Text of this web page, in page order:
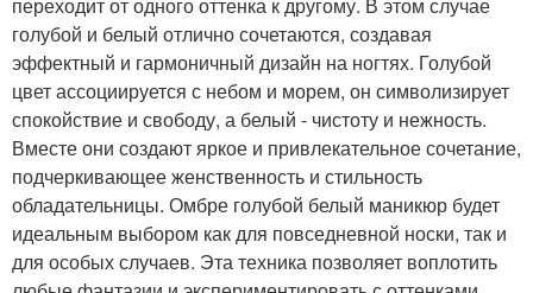
переходит от одного оттенка к другому. В этом случае
голубой и белый отлично сочетаются, создавая
эффектный и гармоничный дизайн на ногтях. Голубой
цвет ассоциируется с небом и морем, он символизирует
спокойствие и свободу, а белый - чистоту и нежность.
Вместе они создают яркое и привлекательное сочетание,
подчеркивающее женственность и стильность
обладательницы. Омбре голубой белый маникюр будет
идеальным выбором как для повседневной носки, так и
для особых случаев. Эта техника позволяет воплотить